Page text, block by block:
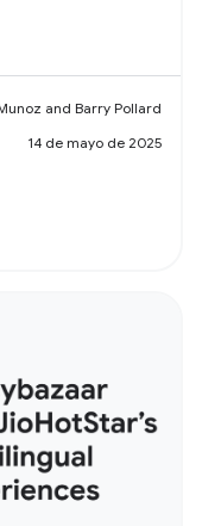
and Barry Pollard
14 de mayo de 2025